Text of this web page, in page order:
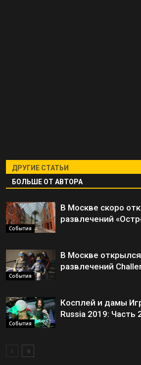
ДРУГИЕ СТАТЬИ
БОЛЬШЕ ОТ АВТОРА
События
В Москве скоро
развлечений
События
В Москве
развлечений
События
Косплей и дамы
Russia 2019: Часть